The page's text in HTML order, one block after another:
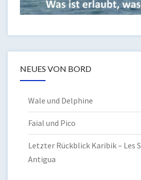
NEUES VON BORD
Wale und Delphine
Faial und Pico
Letzter Rückblick Karibik – Les
Antigua